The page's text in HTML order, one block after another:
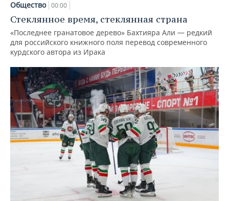
Общество 00:00
Стеклянное время, стеклянная страна
«Последнее гранатовое дерево» Бахтияра Али — редкий
для российского книжного поля перевод современного
курдского автора из Ирака